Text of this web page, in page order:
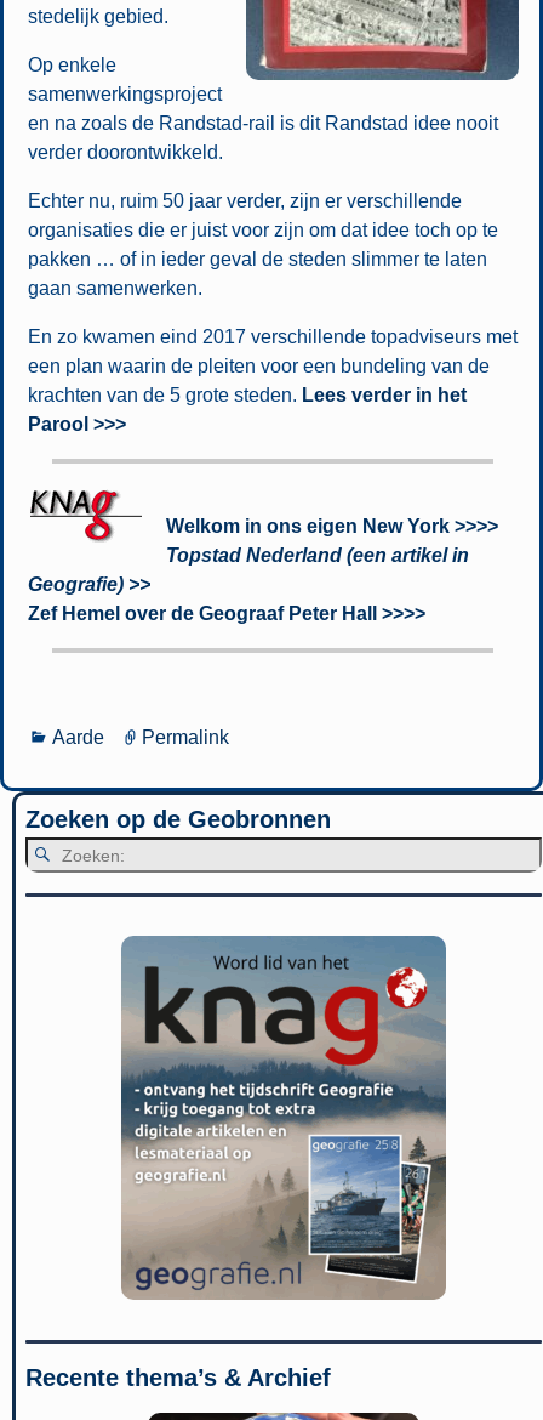
stedelijk gebied.
Op enkele
samenwerkingsproject
en na zoals de Randstad-rail is dit Randstad idee nooit
verder doorontwikkeld.
Echter nu, ruim 50 jaar verder, zijn er verschillende
organisaties die er juist voor zijn om dat idee toch op te
pakken … of in ieder geval de steden slimmer te laten
gaan samenwerken.
En zo kwamen eind 2017 verschillende topadviseurs met
een plan waarin de pleiten voor een bundeling van de
krachten van de 5 grote steden. Lees verder in het
Parool >>>
Welkom in ons eigen New York >>>>
Topstad Nederland (een artikel in
Geografie) >>
Zef Hemel over de Geograaf Peter Hall >>>>
Aarde Permalink
Zoeken op de Geobronnen
Recente thema’s & Archief